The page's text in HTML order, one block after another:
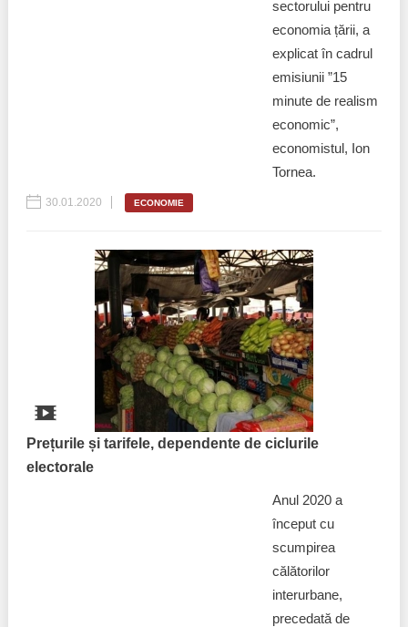
sectorului pentru
economia țării, a
explicat în cadrul
emisiunii ”15
minute de realism
economic”,
economistul, Ion
Tornea.
30.01.2020 ECONOMIE
Prețurile și tarifele, dependente de ciclurile
electorale
Anul 2020 a
început cu
scumpirea
călătorilor
interurbane,
precedată de